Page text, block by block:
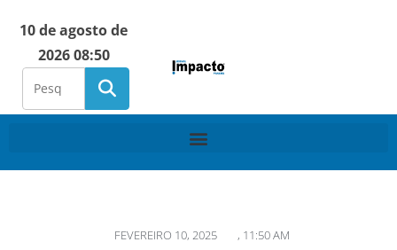
10 de agosto de
2026 08:50
FEVEREIRO 10, 2025 , 11:50 AM